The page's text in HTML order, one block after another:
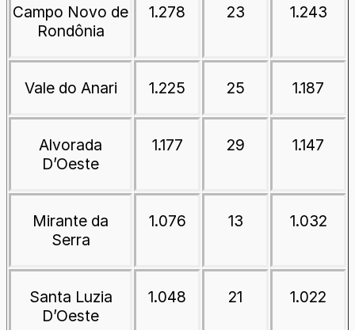
Campo Novo de
Rondônia
1.278 23 1.243
Vale do Anari 1.225 25 1.187
Alvorada
D’Oeste
1.177 29 1.147
Mirante da
Serra
1.076 13 1.032
Santa Luzia
D’Oeste
1.048 21 1.022